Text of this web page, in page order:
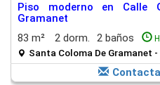
Piso moderno en Calle
Gramanet
83 m²
2 dorm. 2 baños
Santa Coloma De Gramanet